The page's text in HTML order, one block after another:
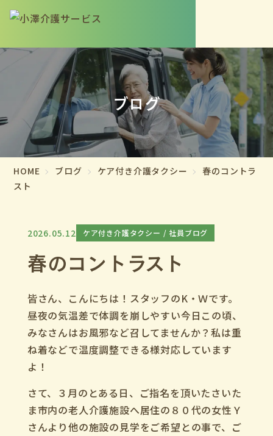
ブログ
HOME ブログ ケア付き介護タクシー
春のコントラ
スト
2026.05.12 ケア付き介護タクシー 社員ブログ
春のコントラスト
皆さん、こんにちは！スタッフのK・Ｗです。
昼夜の気温差で体調を崩しやすい今日この頃、
みなさんはお風邪など召してませんか？私は重
ね着などで温度調整できる様対応しています
よ！
さて、３月のとある日、ご指名を頂いたさいた
ま市内の老人介護施設へ居住の８０代の女性Ｙ
さんより他の施設の見学をご希望との事で、ご